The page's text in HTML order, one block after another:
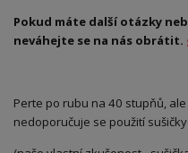
Pokud máte další otázky
neváhejte se na nás obrátit.
Perte po rubu na 40 stupňů,
nedoporučuje se použití sušičky